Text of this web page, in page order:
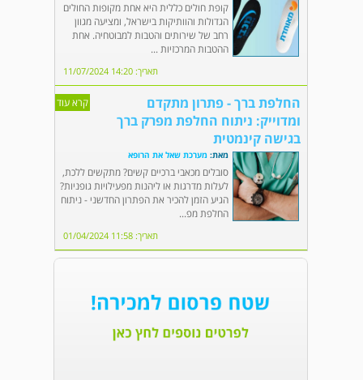
קופת חולים כללית היא אחת מקופות החולים
הגדולות והוותיקות בישראל, ומציעה מגוון
רחב של שירותים והטבות למבוטחיה. אחת
ההטבות המרכזיות ...
תאריך: 14:20 11/07/2024
קרא עוד
החלפת ברך - פתרון מתקדם
ומדוייק: ניתוח החלפת מפרק ברך
בגישה קינמטית
מאת:מערכת שאל את הרופא
סובלים מכאבי ברכיים קשים? מתקשים ללכת,
לעלות מדרגות או ליהנות מפעילויות גופניות?
הגיע הזמן להכיר את הפתרון החדשני - ניתוח
החלפת מפ...
תאריך: 11:58 01/04/2024